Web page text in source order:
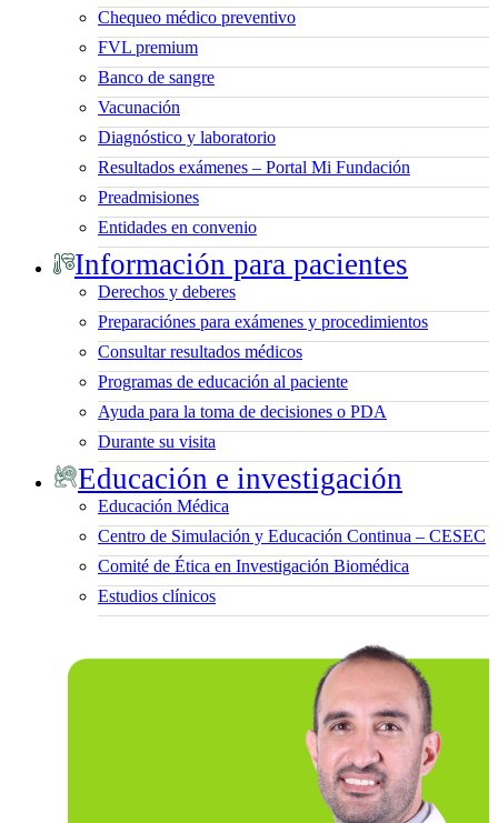
Chequeo médico preventivo
FVL premium
Banco de sangre
Vacunación
Diagnóstico y laboratorio
Resultados exámenes – Portal Mi Fundación
Preadmisiones
Entidades en convenio
Información para pacientes
Derechos y deberes
Preparaciónes para exámenes y procedimientos
Consultar resultados médicos
Programas de educación al paciente
Ayuda para la toma de decisiones o PDA
Durante su visita
Educación e investigación
Educación Médica
Centro de Simulación y Educación Continua – CESEC
Comité de Ética en Investigación Biomédica
Estudios clínicos